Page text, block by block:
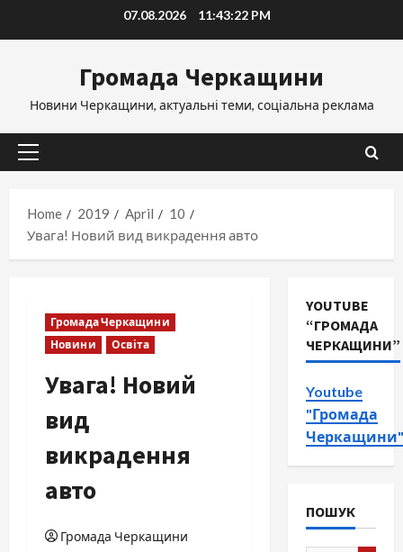
07.08.2026 11:43:23 PM
Громада Черкащини
Новини Черкащини, актуальні теми, соціальна реклама
Primary
Home
2019 April
10
Увага! Новий вид викрадення авто
Громада Черкащини
Новини
Освіта
Увага! Новий
вид
викрадення
авто
Громада Черкащини
YOUTUBE
“ГРОМАДА
ЧЕРКАЩИНИ”
Youtube
"Громада
Черкащини"
ПОШУК